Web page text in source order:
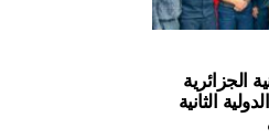
الجزائرية
الثانية